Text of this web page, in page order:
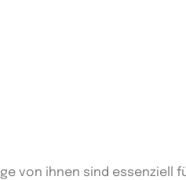
von ihnen sind